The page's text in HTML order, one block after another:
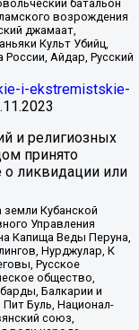
батальон
возрождения
джамаат,
Культ Убийц,
Айдар, Русский
i-ekstremistskie-
и религиозных
принято
ликвидации или
Кубанской
Управления
Капища Веды Перуна,
Нурджулар, К
Русское
общество,
Балкарии и
Буль, Национал-
союз,